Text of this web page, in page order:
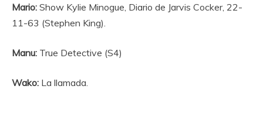
Mario: Show Kylie Minogue, Diario de Jarvis Cocker, 22-
11-63 (Stephen King).
Manu: True Detective (S4)
Wako: La llamada.